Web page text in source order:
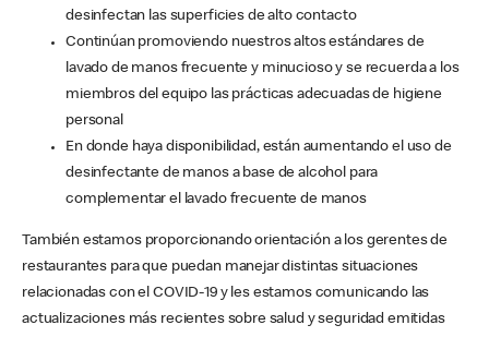
desinfectan las superficies de alto contacto
Continúan promoviendo nuestros altos estándares de
lavado de manos frecuente y minucioso y se recuerda a los
miembros del equipo las prácticas adecuadas de higiene
personal
En donde haya disponibilidad, están aumentando el uso de
desinfectante de manos a base de alcohol para
complementar el lavado frecuente de manos
También estamos proporcionando orientación a los gerentes de
restaurantes para que puedan manejar distintas situaciones
relacionadas con el COVID-19 y les estamos comunicando las
actualizaciones más recientes sobre salud y seguridad emitidas